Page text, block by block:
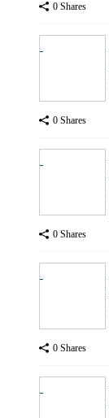
0 Shares
0 Shares
0 Shares
0 Shares